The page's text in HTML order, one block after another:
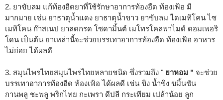
2. ยาขับลม แก้ท้องอืดยาที่ใช้รักษาอาการท้องอืด ท้องเฟ้อ มี
มากมาย เช่น ยาธาตุน้ำแดง ยาธาตุน้ำขาว ยาขับลม ไดเมทิโคน ไซ
เมทิโคน ก๊าสเนป ยาลดกรด โซดามิ้นต์ เมโทรโคลพาไมด์ ดอมเพอริ
โดน เป็นต้น ยาเหล่านี้จะช่วยบรรเทาอาการท้องอืด ท้องเฟ้อ อาหาร
ไม่ย่อย ได้ผลดี
3. สมุนไพรไทยสมุนไพรไทยหลายชนิด ซึ่งรวมถึง " ยาหอม " จะช่วย
บรรเทาอาการท้องอืด ท้องเฟ้อ ได้ผลดี เช่น ขิง น้ำขิง ขมิ้นชัน
กานพลู ชะพลู พริกไทย กะเพรา ดีปลี กระเทียม เปล้าน้อย ลูก